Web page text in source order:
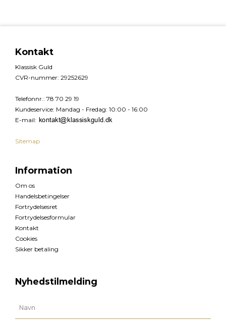
Kontakt
Klassisk Guld
CVR-nummer: 29252629
Telefonnr. : 78 70 29 19
Kundeservice: Mandag - Fredag: 10:00 - 16:00
E-mail:
Sitemap
Information
Om os
Handelsbetingelser
Fortrydelsesret
Fortrydelsesformular
Kontakt
Cookies
Sikker betaling
Nyhedstilmelding